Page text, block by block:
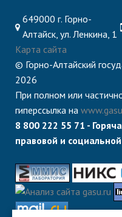
649000 г. Горно-
Алтайск, ул. Ленкина, 1
Карта сайта
© Горно-Алтайский
2026
При полном или
гиперссылка на
8 800 222 55 71 -
правовой и